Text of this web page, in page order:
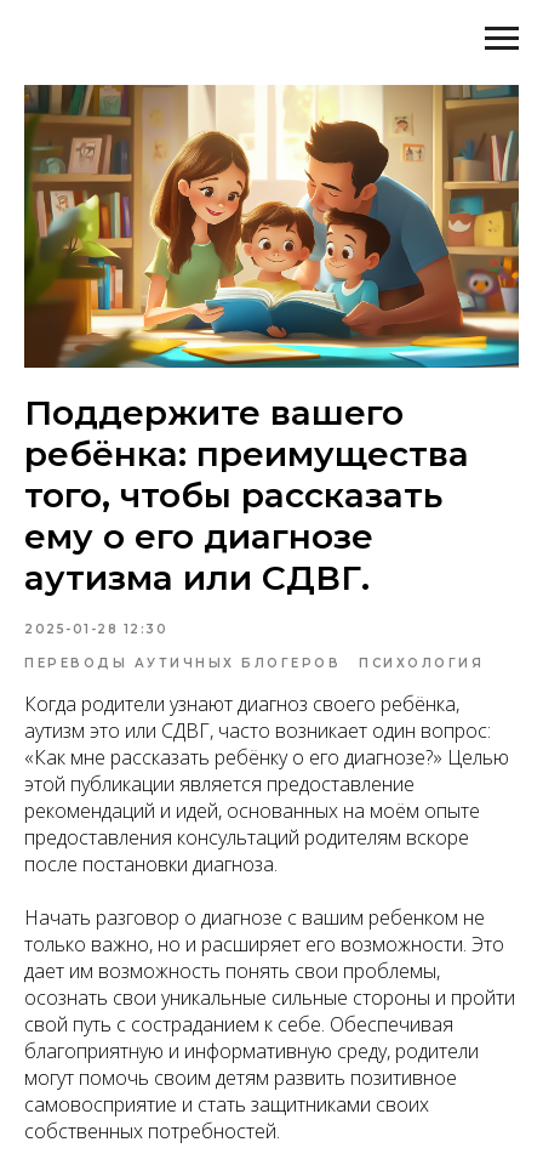
Поддержите вашего
ребёнка: преимущества
того, чтобы рассказать
ему о его диагнозе
аутизма или СДВГ.
2025-01-28 12:30
ПЕРЕВОДЫ АУТИЧНЫХ БЛОГЕРОВ ПСИХОЛОГИЯ
Когда родители узнают диагноз своего ребёнка,
аутизм это или СДВГ, часто возникает один вопрос:
«Как мне рассказать ребёнку о его диагнозе?» Целью
этой публикации является предоставление
рекомендаций и идей, основанных на моём опыте
предоставления консультаций родителям вскоре
после постановки диагноза.
Начать разговор о диагнозе с вашим ребенком не
только важно, но и расширяет его возможности. Это
дает им возможность понять свои проблемы,
осознать свои уникальные сильные стороны и пройти
свой путь с состраданием к себе. Обеспечивая
благоприятную и информативную среду, родители
могут помочь своим детям развить позитивное
самовосприятие и стать защитниками своих
собственных потребностей.